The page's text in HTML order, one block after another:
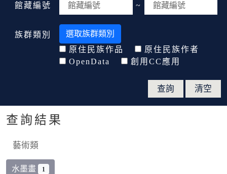
館藏編號 ~
族群類別
選取族群類別
原住民族作品
原住民族作者
OpenData
創用CC應用
查詢結果
藝術類
水墨畫 1